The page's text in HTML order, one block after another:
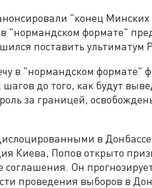
"конец
"нормандском формате"
поставить ультиматум
в "нормандском формате"
до того, как будут
за границей,
в
Киева, Попов открыто
Он
проведения выборов в